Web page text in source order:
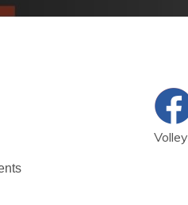
Volley